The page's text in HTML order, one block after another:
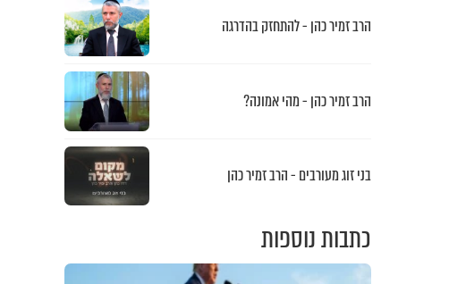
הרב זמיר כהן - להתחזק בהדרגה
הרב זמיר כהן - מהי אמונה?
בני זוג מעורבים - הרב זמיר כהן
כתבות נוספות